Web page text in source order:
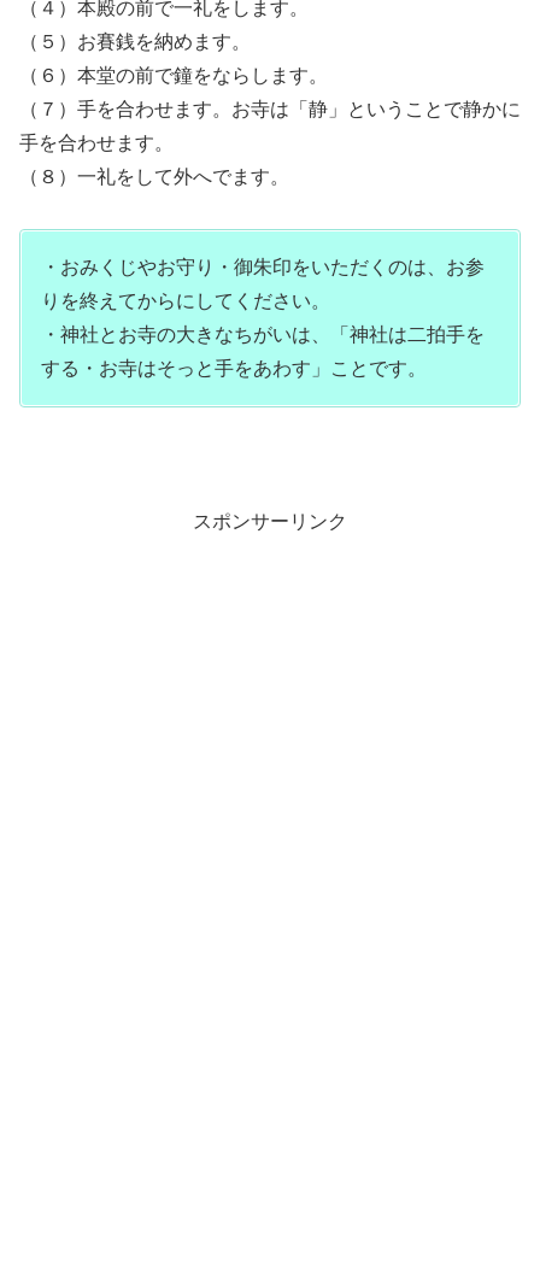
（４）本殿の前で一礼をします。
（５）お賽銭を納めます。
（６）本堂の前で鐘をならします。
（７）手を合わせます。お寺は「静」ということで静かに
手を合わせます。
（８）一礼をして外へでます。
・おみくじやお守り・御朱印をいただくのは、お参
りを終えてからにしてください。
・神社とお寺の大きなちがいは、「神社は二拍手を
する・お寺はそっと手をあわす」ことです。
スポンサーリンク